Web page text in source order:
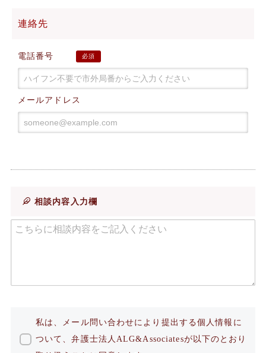
連絡先
電話番号 必須
メールアドレス
相談内容入力欄
私は、メール問い合わせにより提出する個人情報に
ついて、弁護士法人ALG&Associatesが以下のとおり